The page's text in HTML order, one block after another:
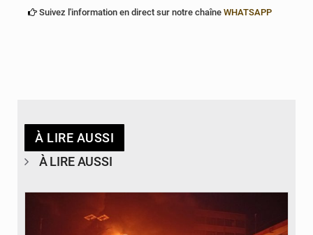
Suivez l'information en direct sur notre chaîne WHATSAPP
À LIRE AUSSI
À LIRE AUSSI